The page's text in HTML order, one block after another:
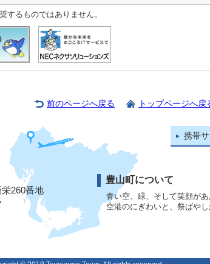
するものではありません。
前のページへ戻る トップページへ戻
携帯サ
260番地
豊山町について
青い空、緑、そして笑顔が
空港のにぎわいと、祭ばや